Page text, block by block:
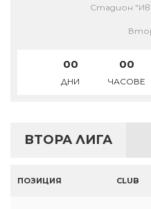
Стадион
00
ДНИ
00
ЧАСОВЕ
ВТОРА ЛИГА
ПОЗИЦИЯ CLUB